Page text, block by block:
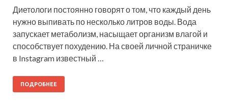
Диетологи постоянно говорят о том, что каждый день
нужно выпивать по несколько литров воды. Вода
запускает метаболизм, насыщает организм влагой и
способствует похудению. На своей личной страничке
в Instagram известный …
ПОДРОБНЕЕ